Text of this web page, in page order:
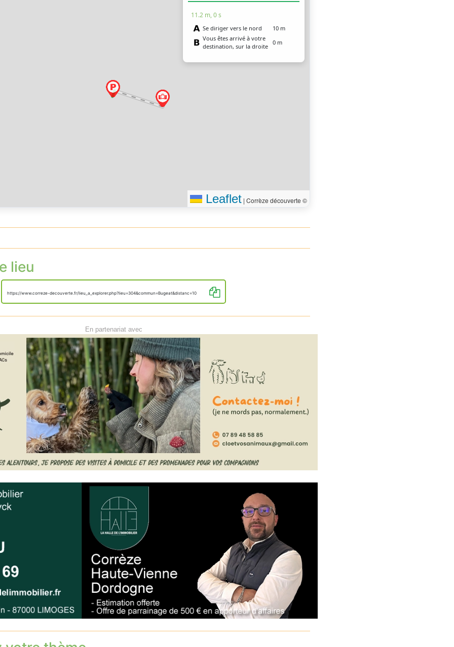
11.2 m, 0 s
Se diriger vers le nord
10 m
Vous êtes arrivé à votre
destination, sur la droite
0 m
Leaflet | Corrèze découverte ©
lieu
https://www.correze-decouverte.fr/lieu_a_explorer.php?lieu=304&commun=Bugeat&distanc=10
En partenariat avec